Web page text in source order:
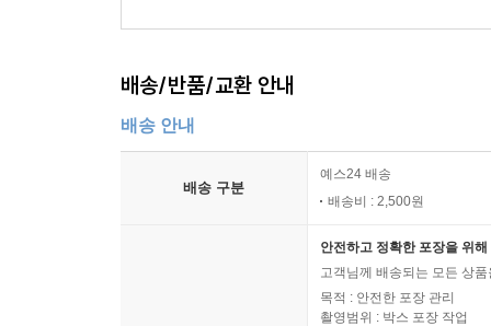
배송/반품/교환 안내
배송 안내
배송 구분
예스24 배송
배송비 : 2,500원
안전하고 정확한 포장을 위
고객님께 배송되는 모든 상
목적 : 안전한 포장 관리
촬영범위 : 박스 포장 작업